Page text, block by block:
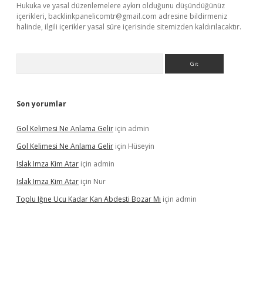
Hukuka ve yasal düzenlemelere aykırı olduğunu düşündüğünüz
içerikleri, backlinkpanelicomtr@gmail.com adresine bildirmeniz
halinde, ilgili içerikler yasal süre içerisinde sitemizden kaldırılacaktır.
Son yorumlar
Gol Kelimesi Ne Anlama Gelir için admin
Gol Kelimesi Ne Anlama Gelir için Hüseyin
Islak Imza Kim Atar için admin
Islak Imza Kim Atar için Nur
Toplu Iğne Ucu Kadar Kan Abdesti Bozar Mı için admin